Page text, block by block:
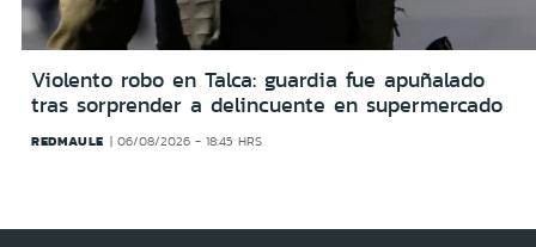
Violento robo en Talca: guardia fue apuñalado
tras sorprender a delincuente en supermercado
REDMAULE 06/08/2026 - 18:45 HRS